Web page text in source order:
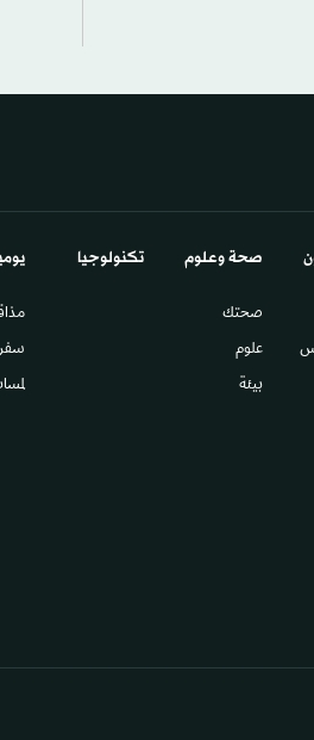
صحة وعلوم
صحتك
علوم
بيئة
تكنولوجيا